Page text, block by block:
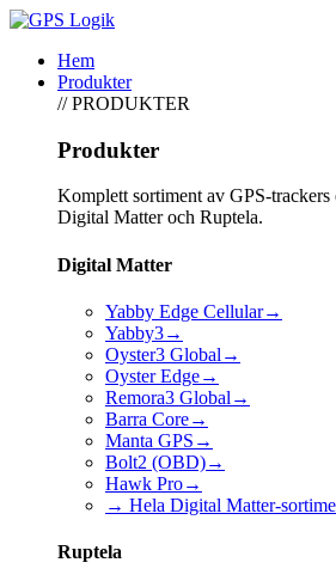
Hem
Produkter
// PRODUKTER
Produkter
Komplett sortiment av GPS-
Digital Matter och Ruptela.
Digital Matter
Yabby Edge Cellular→
Yabby3→
Oyster3 Global →
Oyster Edge→
Remora3 Global →
Barra Core→
Manta GPS →
Bolt2 (OBD)→
Hawk Pro→
→ Hela Digital Matter-
Ruptela